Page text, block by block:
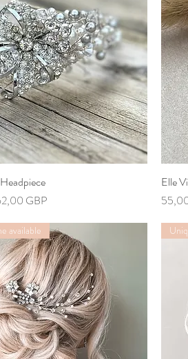
Vista rápida
de oferta
GBP
Elle
Precio
available